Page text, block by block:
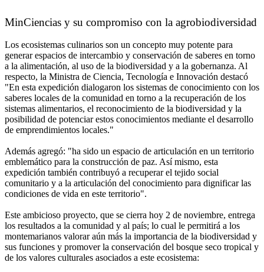
MinCiencias y su compromiso con la agrobiodiversidad
Los ecosistemas culinarios son un concepto muy potente para
generar espacios de intercambio y conservación de saberes en torno
a la alimentación, al uso de la biodiversidad y a la gobernanza. Al
respecto, la Ministra de Ciencia, Tecnología e Innovación destacó
"En esta expedición dialogaron los sistemas de conocimiento con los
saberes locales de la comunidad en torno a la recuperación de los
sistemas alimentarios, el reconocimiento de la biodiversidad y la
posibilidad de potenciar estos conocimientos mediante el desarrollo
de emprendimientos locales."
Además agregó: "ha sido un espacio de articulación en un territorio
emblemático para la construcción de paz. Así mismo, esta
expedición también contribuyó a recuperar el tejido social
comunitario y a la articulación del conocimiento para dignificar las
condiciones de vida en este territorio".
Este ambicioso proyecto, que se cierra hoy 2 de noviembre, entrega
los resultados a la comunidad y al país; lo cual le permitirá a los
montemarianos valorar aún más la importancia de la biodiversidad y
sus funciones y promover la conservación del bosque seco tropical y
de los valores culturales asociados a este ecosistema: